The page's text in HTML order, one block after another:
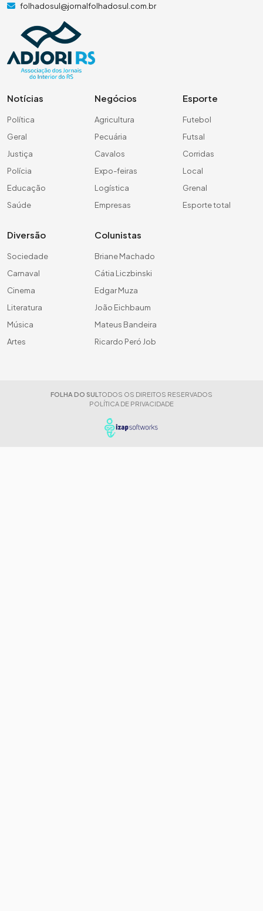
folhadosul@jornalfolhadosul.com.br
Notícias
Política
Geral
Justiça
Polícia
Educação
Saúde
Negócios
Agricultura
Pecuária
Cavalos
Expo-feiras
Logística
Empresas
Esporte
Futebol
Futsal
Corridas
Local
Grenal
Esporte total
Diversão
Sociedade
Carnaval
Cinema
Literatura
Música
Artes
Colunistas
Briane Machado
Cátia Liczbinski
Edgar Muza
João Eichbaum
Mateus Bandeira
Ricardo Peró Job
FOLHA DO SUL TODOS OS DIREITOS RESERVADOS
POLÍTICA DE PRIVACIDADE